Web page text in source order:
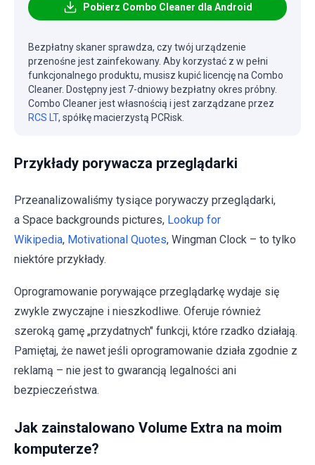
Pobierz Combo Cleaner dla Android
Bezpłatny skaner sprawdza, czy twój urządzenie
przenośne jest zainfekowany. Aby korzystać z w pełni
funkcjonalnego produktu, musisz kupić licencję na Combo
Cleaner. Dostępny jest 7-dniowy bezpłatny okres próbny.
Combo Cleaner jest własnością i jest zarządzane przez
RCS LT, spółkę macierzystą PCRisk.
Przykłady porywacza przeglądarki
Przeanalizowaliśmy tysiące porywaczy przeglądarki,
a Space backgrounds pictures, Lookup for
Wikipedia, Motivational Quotes, Wingman Clock – to tylko
niektóre przykłady.
Oprogramowanie porywające przeglądarkę wydaje się
zwykle zwyczajne i nieszkodliwe. Oferuje również
szeroką gamę „przydatnych" funkcji, które rzadko działają.
Pamiętaj, że nawet jeśli oprogramowanie działa zgodnie z
reklamą – nie jest to gwarancją legalności ani
bezpieczeństwa.
Jak zainstalowano Volume Extra na moim
komputerze?